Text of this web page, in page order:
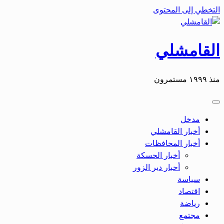
التخطي إلى المحتوى
القامشلي
منذ ١٩٩٩ مستمرون
مدخل
أخبار القامشلي
أخبار المحافظات
أخبار الحسكة
أحبار دير الزور
سياسة
اقتصاد
رياضة
مجتمع